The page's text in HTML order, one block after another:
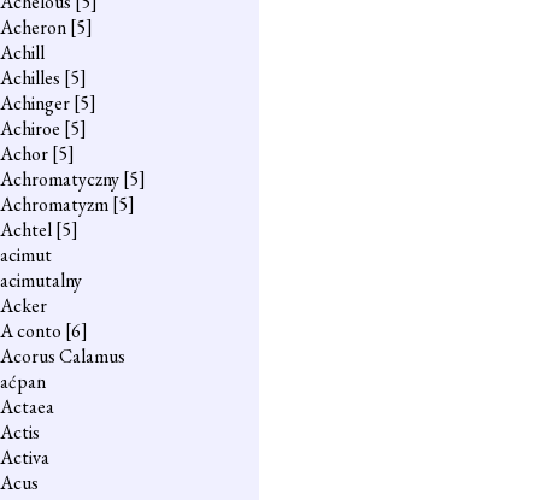
Acheron[5]
Achill
Achilles [5]
Achinger[5]
Achiroe [5]
Achor[5]
Achromatyczny[5]
Achromatyzm[5]
Achtel[5]
acimut
acimutalny
Acker
A conto [6]
Acorus Calamus
aćpan
Actaea
Actis
Activa
Acus